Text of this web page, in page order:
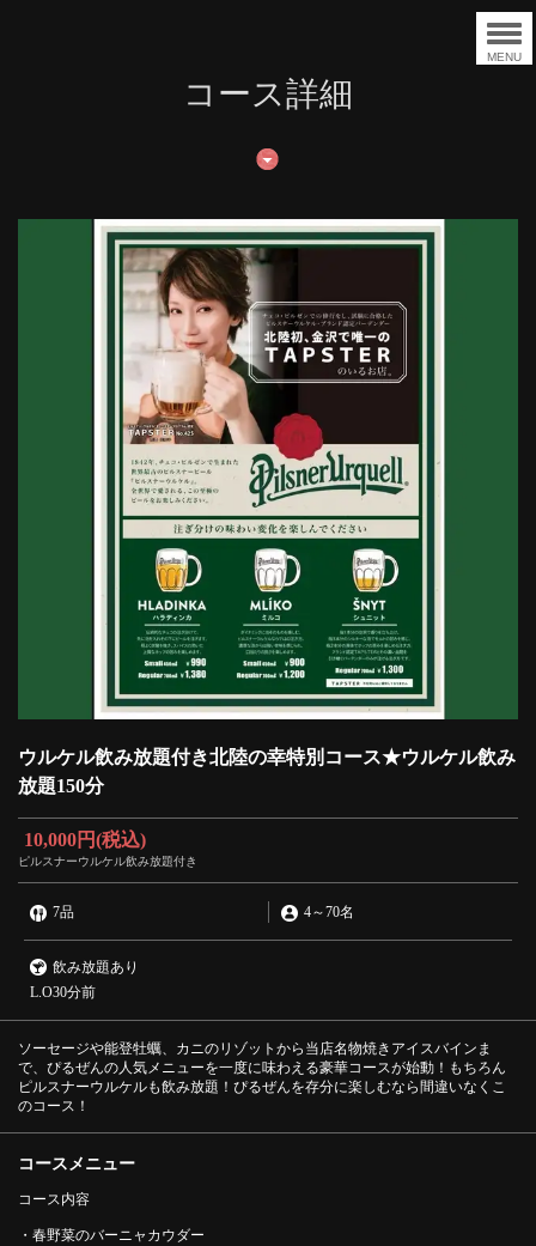
MENU
コース詳細
ウルケル飲み放題付き北陸の幸特別コース★ウルケル飲み
放題150分
10,000円(税込)
ピルスナーウルケル飲み放題付き
7品 4～70名
飲み放題あり
L.O30分前
ソーセージや能登牡蠣、カニのリゾットから当店名物焼きアイスバインま
で、ぴるぜんの人気メニューを一度に味わえる豪華コースが始動！もちろん
ピルスナーウルケルも飲み放題！ぴるぜんを存分に楽しむなら間違いなくこ
のコース！
コースメニュー
コース内容
・春野菜のバーニャカウダー